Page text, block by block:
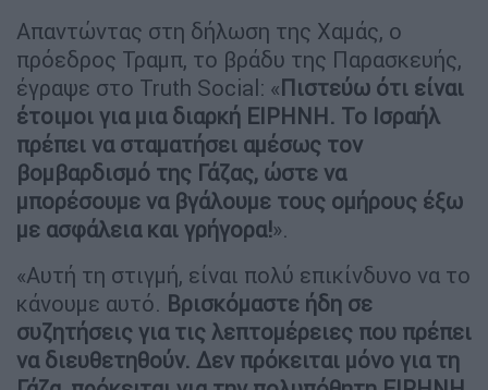
Απαντώντας στη δήλωση της Χαμάς, ο
πρόεδρος Τραμπ, το βράδυ της Παρασκευής,
έγραψε στο Truth Social: «Πιστεύω ότι είναι
έτοιμοι για μια διαρκή ΕΙΡΗΝΗ. Το Ισραήλ
πρέπει να σταματήσει αμέσως τον
βομβαρδισμό της Γάζας, ώστε να
μπορέσουμε να βγάλουμε τους ομήρους έξω
με ασφάλεια και γρήγορα!».
«Αυτή τη στιγμή, είναι πολύ επικίνδυνο να το
κάνουμε αυτό. Βρισκόμαστε ήδη σε
συζητήσεις για τις λεπτομέρειες που πρέπει
να διευθετηθούν. Δεν πρόκειται μόνο για τη